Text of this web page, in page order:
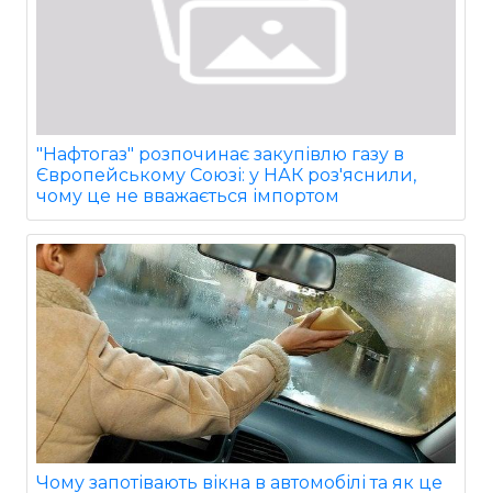
"Нафтогаз" розпочинає закупівлю газу в
Європейському Союзі: у НАК роз'яснили,
чому це не вважається імпортом
Чому запотівають вікна в автомобілі та як це